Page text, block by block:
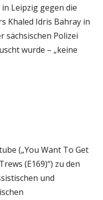
Leipzig gegen die
Khaled Idris Bahray in
sächsischen Polizei
wurde – „keine
(„You Want To Get
(E169)“) zu den
und